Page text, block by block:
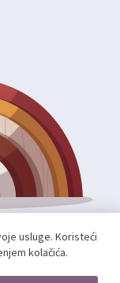
pridržana.
usluge. Koristeći
kolačića.